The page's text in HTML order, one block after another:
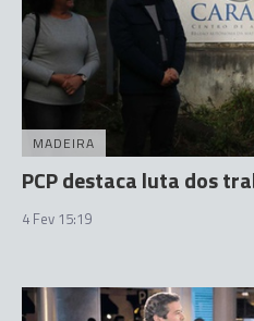
MADEIRA
PCP destaca luta dos
4 Fev 15:19